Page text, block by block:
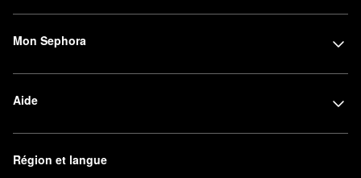
Mon Sephora
Aide
Région et langue